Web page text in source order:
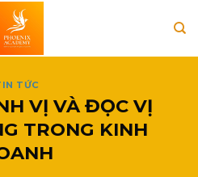
TỨC
VỊ VÀ ĐỌC VỊ
TRONG KINH